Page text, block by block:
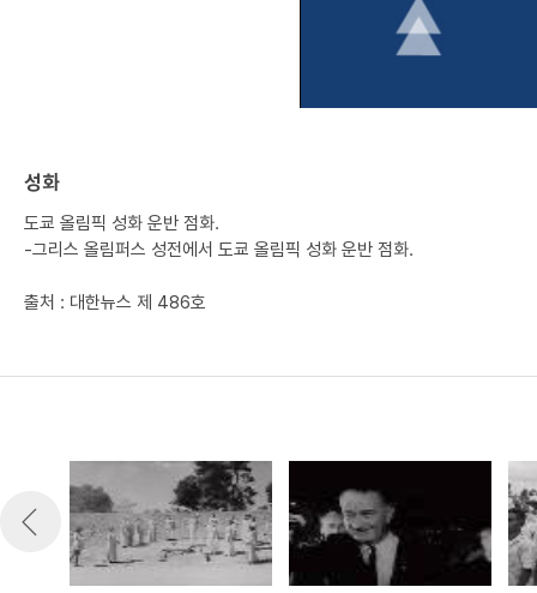
성화
도쿄 올림픽 성화 운반 점화.
-그리스 올림퍼스 성전에서 도쿄 올림픽 성화 운반 점화.
출처 : 대한뉴스 제 486호